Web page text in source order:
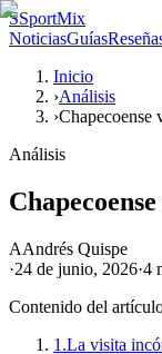
SSportMix
NoticiasGuías
Inicio
›Análisis
›Chapecoense
Análisis
AAndrés Quispe
·24 de junio, 2026·4
Contenido del
1.La visita